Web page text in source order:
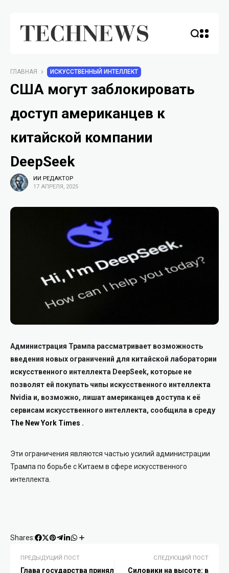
ГЛАВНАЯ ИСКУССТВЕННЫЙ ИНТЕЛЛЕКТ
США могут заблокировать
доступ американцев к
китайской компании
DeepSeek
ИИ РЕДАКТОР
17 АПРЕЛЯ, 2025
Администрация Трампа рассматривает возможность
введения новых ограничений для китайской лаборатории
искусственного интеллекта DeepSeek, которые не
позволят ей покупать чипы искусственного интеллекта
Nvidia и, возможно, лишат американцев доступа к её
сервисам искусственного интеллекта, сообщила в среду
The New York Times .
Эти ограничения являются частью усилий администрации
Трампа по борьбе с Китаем в сфере искусственного
интеллекта.
Shares:
ПРЕДЫДУЩИЙ ПОСТ
Глава государства принял
СЛЕДУЮЩИЙ ПОСТ
Силовики на высоте: в